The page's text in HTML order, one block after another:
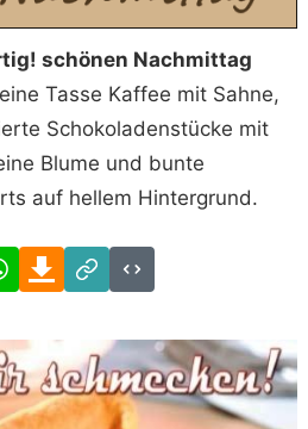
schönen Nachmittag
Tasse Kaffee mit Sahne,
Schokoladenstücke mit
Blume und bunte
auf hellem Hintergrund.
WhatsAppDownload
Link
Code